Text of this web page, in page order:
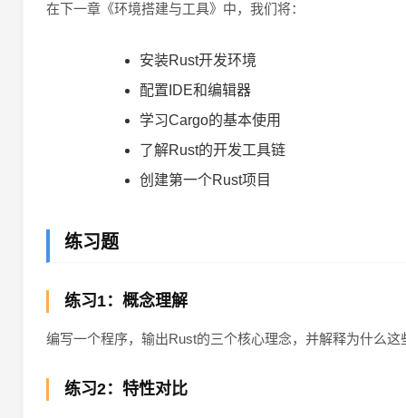
在下一章《环境搭建与工具》中，我们将：
安装Rust开发环境
配置IDE和编辑器
学习Cargo的基本使用
了解Rust的开发工具链
创建第一个Rust项目
练习题
练习1：概念理解
编写一个程序，输出Rust的三个核心理念，并解释为什么这
练习2：特性对比